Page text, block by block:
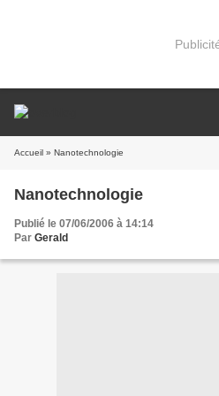
Accueil » Nanotechnologie
Nanotechnologie
Publié le 07/06/2006 à 14:14
Par Gerald